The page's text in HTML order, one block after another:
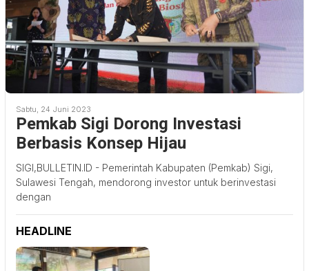
Sabtu, 24 Juni 2023
Pemkab Sigi Dorong Investasi
Berbasis Konsep Hijau
SIGI,BULLETIN.ID - Pemerintah Kabupaten (Pemkab) Sigi,
Sulawesi Tengah, mendorong investor untuk berinvestasi
dengan
HEADLINE